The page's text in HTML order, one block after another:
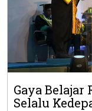
Gaya
Selalu